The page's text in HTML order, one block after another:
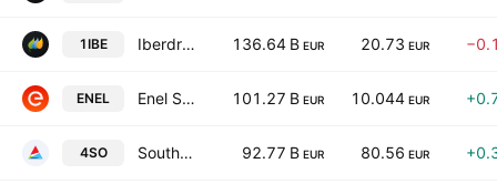
1IBE Iberdrola SA 136.64 B EUR 20.73 EUR
ENEL Enel SpA 101.27 B EUR 10.044 EUR
4SO Southern Company 92.77 B EUR 80.56 EUR